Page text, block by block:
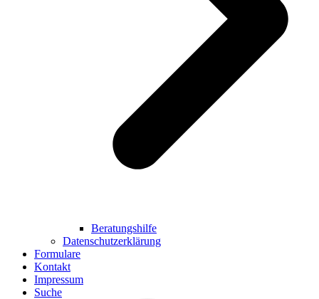
Beratungshilfe
Datenschutzerklärung
Formulare
Kontakt
Impressum
Suche